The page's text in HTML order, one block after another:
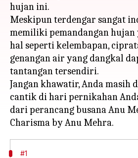
hujan ini.
Meskipun terdengar sangat
memiliki pemandangan hujan
hal seperti kelembapan,
genangan air yang dangkal
tantangan tersendiri.
Jangan khawatir, Anda masih
cantik di hari pernikahan
dari perancang busana Anu
#1